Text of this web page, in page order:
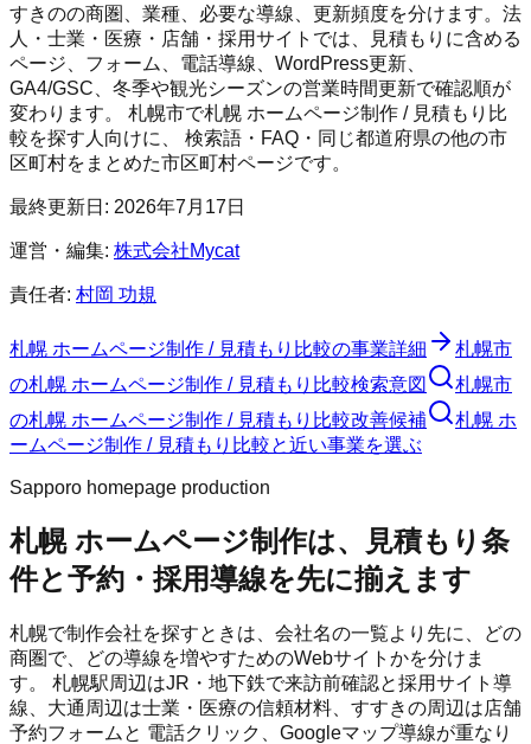
すきのの商圏、業種、必要な導線、更新頻度を分けます。法
人・士業・医療・店舗・採用サイトでは、見積もりに含める
ページ、フォーム、電話導線、WordPress更新、
GA4/GSC、冬季や観光シーズンの営業時間更新で確認順が
変わります。 札幌市で札幌 ホームページ制作 / 見積もり比
較を探す人向けに、 検索語・FAQ・同じ都道府県の他の市
区町村をまとめた市区町村ページです。
最終更新日: 2026年7月17日
運営・編集: 株式会社Mycat
責任者: 村岡 功規
札幌 ホームページ制作 / 見積もり比較の事業詳細
札幌市
の札幌 ホームページ制作 / 見積もり比較検索意図
札幌市
の札幌 ホームページ制作 / 見積もり比較改善候補
札幌 ホ
ームページ制作 / 見積もり比較と近い事業を選ぶ
Sapporo homepage production
札幌 ホームページ制作は、見積もり条
件と予約・採用導線を先に揃えます
札幌で制作会社を探すときは、会社名の一覧より先に、どの
商圏で、どの導線を増やすためのWebサイトかを分けま
す。 札幌駅周辺はJR・地下鉄で来訪前確認と採用サイト導
線、大通周辺は士業・医療の信頼材料、すすきの周辺は店舗
予約フォームと 電話クリック、Googleマップ導線が重なり